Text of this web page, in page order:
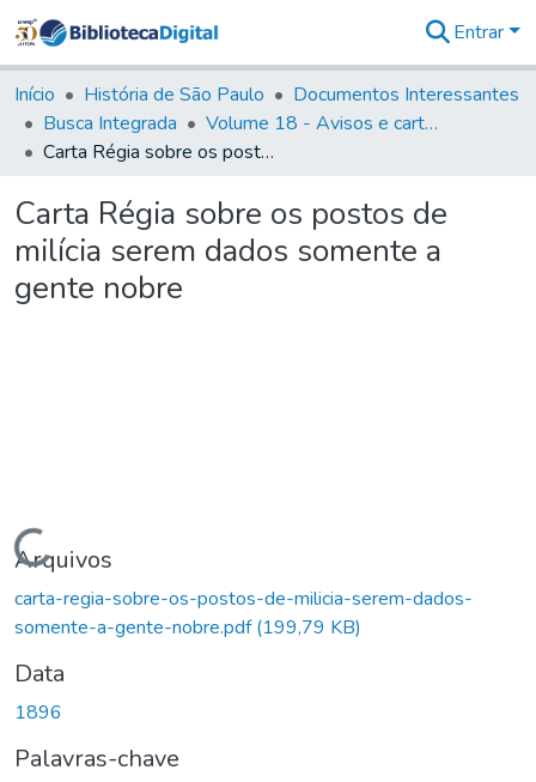
&
Coleções
Tudo na
Biblioteca
Estatísticas
Entrar
Início História de São Paulo
Documentos Interessantes
Busca Integrada
Volume 18 - Avisos e cartas régias (1714- 29)
Carta Régia sobre os postos de milícia serem dados somente a gente nobre
Carta Régia sobre os postos de
milícia serem dados somente a
gente nobre
Carregando...
Arquivos
carta-regia-sobre-os-postos-de-milicia-serem-dados-
somente-a-gente-nobre.pdf(199,79 KB)
Data
1896
Palavras-chave